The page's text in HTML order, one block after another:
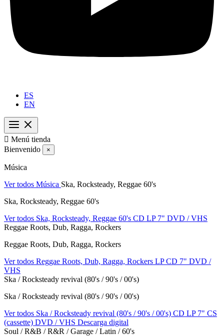
ES
EN
 Menú tienda
Bienvenido
×
Música
Ver todos Música Ska, Rocksteady, Reggae 60's
Ska, Rocksteady, Reggae 60's
Ver todos Ska, Rocksteady, Reggae 60's CD LP 7" DVD / VHS
Reggae Roots, Dub, Ragga, Rockers
Reggae Roots, Dub, Ragga, Rockers
Ver todos Reggae Roots, Dub, Ragga, Rockers LPCD 7" DVD /
VHS
Ska / Rocksteady revival (80's / 90's / 00's)
Ska / Rocksteady revival (80's / 90's / 00's)
Ver todos Ska / Rocksteady revival (80's / 90's / 00's) CD LP 7" CS
(cassette) DVD / VHS Descarga digital
Soul / R&B / R&R / Garage / Latin / 60's